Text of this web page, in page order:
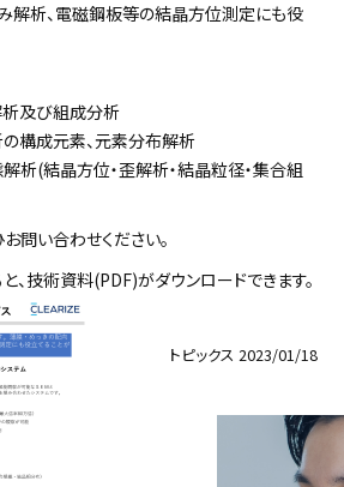
解析、電磁鋼板等の結晶方位測定にも役
及び組成分析
構成元素、元素分布解析
析(結晶方位・歪解析・結晶粒径・集合組
問い合わせください。
、技術資料(PDF)がダウンロードできます。
トピックス 2023/01/18